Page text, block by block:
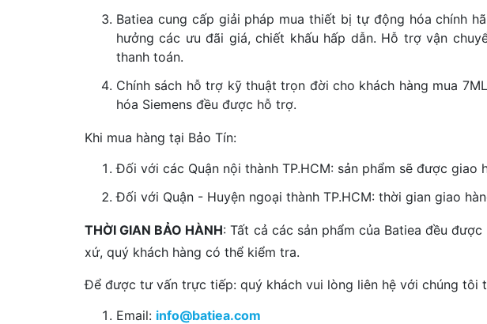
Batiea cung cấp giải pháp mua thiết bị tự động hóa chính
hưởng các ưu đãi giá, chiết khấu hấp dẫn. Hỗ trợ vận
thanh toán.
Chính sách hỗ trợ kỹ thuật trọn đời cho khách hàng mua
hóa Siemens đều được hỗ trợ.
Khi mua hàng tại Bảo Tín:
Đối với các Quận nội thành TP.HCM: sản phẩm sẽ được giao
Đối với Quận - Huyện ngoại thành TP.HCM: thời gian giao
THỜI GIAN BẢO HÀNH: Tất cả các sản phẩm của Batiea đều được
xứ, quý khách hàng có thể kiểm tra.
Để được tư vấn trực tiếp: quý khách vui lòng liên hệ với chúng tôi
Email: info@batiea.com